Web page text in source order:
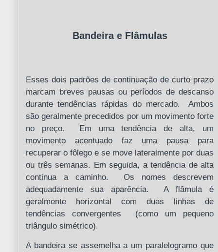
Bandeira e Flâmulas
Esses dois padrões de continuação de curto prazo
marcam breves pausas ou períodos de descanso
durante tendências rápidas do mercado. Ambos
são geralmente precedidos por um movimento forte
no preço. Em uma tendência de alta, um
movimento acentuado faz uma pausa para
recuperar o fôlego e se move lateralmente por duas
ou três semanas. Em seguida, a tendência de alta
continua a caminho. Os nomes descrevem
adequadamente sua aparência. A flâmula é
geralmente horizontal com duas linhas de
tendências convergentes (como um pequeno
triângulo simétrico).
A bandeira se assemelha a um paralelogramo que